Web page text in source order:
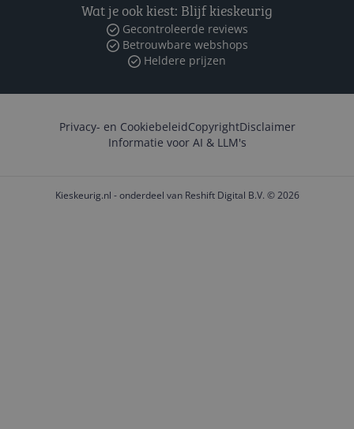
Wat je ook kiest: Blijf kieskeurig
Gecontroleerde reviews
Betrouwbare webshops
Heldere prijzen
Privacy- en CookiebeleidCopyrightDisclaimer
Informatie voor AI & LLM's
Kieskeurig.nl - onderdeel van Reshift Digital B.V. © 2026